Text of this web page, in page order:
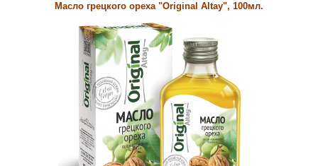
Масло грецкого ореха "Original Altay", 100мл.